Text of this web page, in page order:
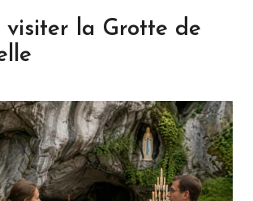
visiter la Grotte de